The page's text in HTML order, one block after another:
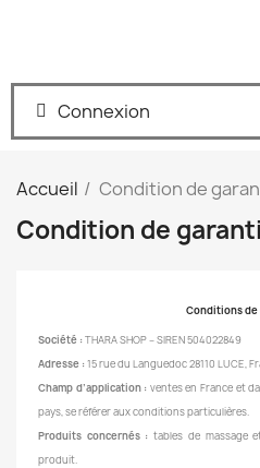
Connexion
Accueil Condition de
Condition de
Conditions de
Société :THARA SHOP – SIREN 504022849
Adresse :15 rue du Languedoc 28110 LUCE,
Champ d’application : ventes en France et
pays, se référer aux conditions particulières.
Produits concernés : tables de massage
produit.